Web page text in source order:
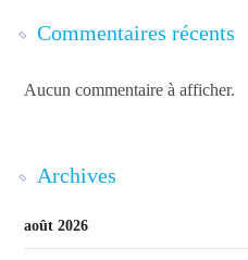
Commentaires récents
Aucun commentaire à afficher.
Archives
août 2026